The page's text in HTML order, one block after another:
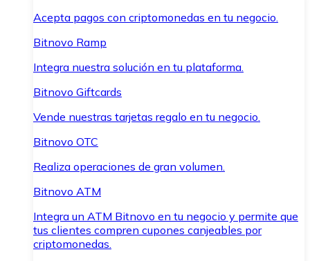
Acepta pagos con criptomonedas en tu negocio.
Bitnovo Ramp
Integra nuestra solución en tu plataforma.
Bitnovo Giftcards
Vende nuestras tarjetas regalo en tu negocio.
Bitnovo OTC
Realiza operaciones de gran volumen.
Bitnovo ATM
Integra un ATM Bitnovo en tu negocio y permite que
tus clientes compren cupones canjeables por
criptomonedas.